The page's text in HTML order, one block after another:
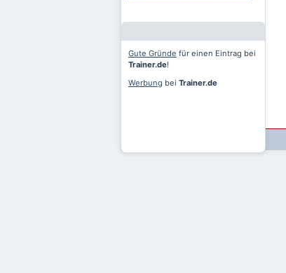
Gute Gründe für einen Eintrag bei
Trainer.de!
Werbung bei Trainer.de